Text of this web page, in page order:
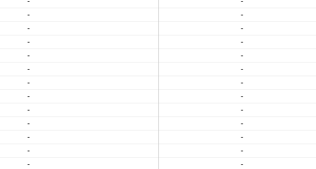
- -
- -
- -
- -
- -
- -
- -
- -
- -
- -
- -
- -